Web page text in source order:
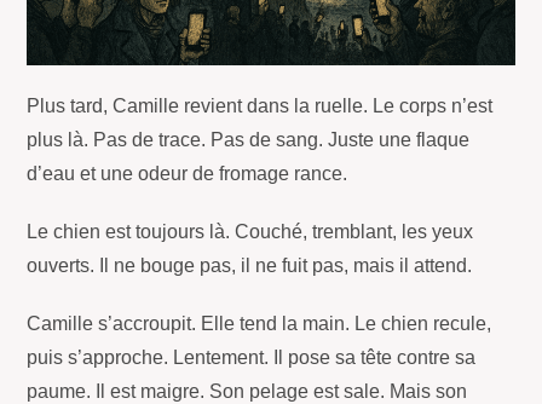
Plus tard, Camille revient dans la ruelle. Le corps n’est
plus là. Pas de trace. Pas de sang. Juste une flaque
d’eau et une odeur de fromage rance.
Le chien est toujours là. Couché, tremblant, les yeux
ouverts. Il ne bouge pas, il ne fuit pas, mais il attend.
Camille s’accroupit. Elle tend la main. Le chien recule,
puis s’approche. Lentement. Il pose sa tête contre sa
paume. Il est maigre. Son pelage est sale. Mais son